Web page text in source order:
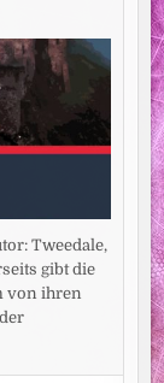
Tweedale,
gibt die
von ihren